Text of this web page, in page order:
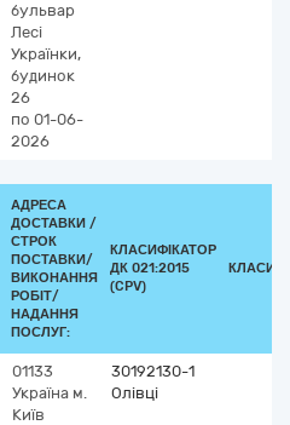
бульвар
Лесі
Українки,
будинок
26
по 01-06-
2026
АДРЕСА
ДОСТАВКИ /
СТРОК
ПОСТАВКИ/
ВИКОНАННЯ
РОБІТ/
НАДАННЯ
ПОСЛУГ:
КЛАСИФІКАТОР
ДК 021:2015
(CPV)
01133
Україна м.
Київ
30192130-1
Олівці